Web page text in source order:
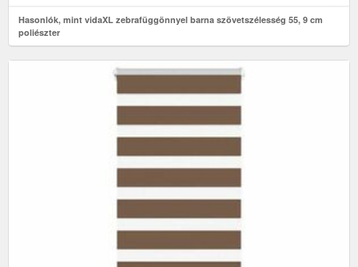
Hasonlók, mint vidaXL zebrafüggönnyel barna szövetszélesség 55, 9 cm
poliészter